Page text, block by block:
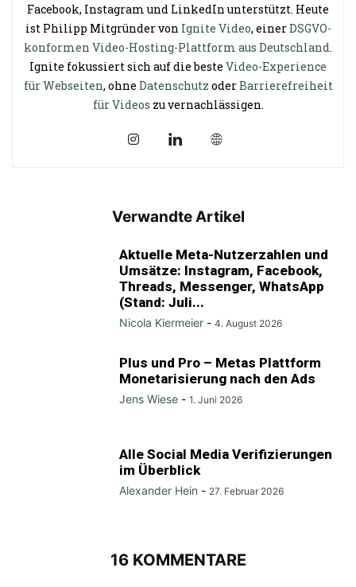
Facebook, Instagram und LinkedIn unterstützt. Heute
ist Philipp Mitgründer von Ignite Video, einerDSGVO-
konformen Video-Hosting-Plattform aus Deutschland.
Ignite fokussiert sich auf die beste Video-Experience
für Webseiten, ohne Datenschutz oderBarrierefreiheit
für Videos zu vernachlässigen.
Verwandte Artikel
Aktuelle Meta-Nutzerzahlen und
Umsätze: Instagram, Facebook,
Threads, Messenger, WhatsApp
(Stand: Juli...
Nicola Kiermeier - 4. August 2026
Plus und Pro – Metas Plattform
Monetarisierung nach den Ads
Jens Wiese - 1. Juni 2026
Alle Social Media Verifizierungen
im Überblick
Alexander Hein - 27. Februar 2026
16 KOMMENTARE